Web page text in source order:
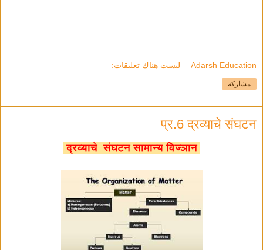
Adarsh Education ليست هناك تعليقات:
مشاركة
प्र.6 द्रव्याचे संघटन
द्रव्याचे संघटन सामान्य विज्ञान